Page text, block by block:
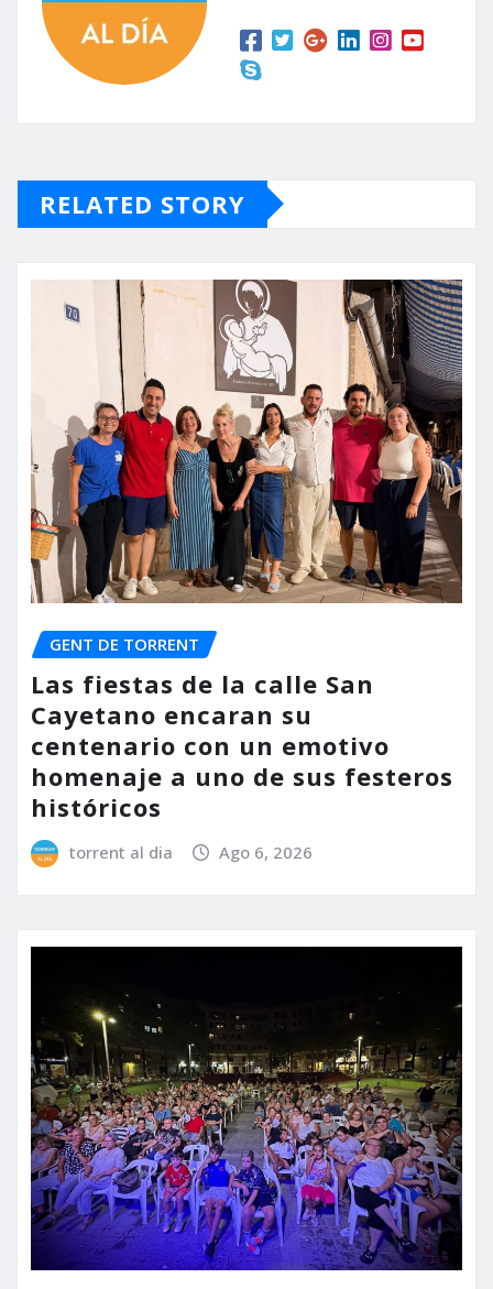
RELATED STORY
GENT DE TORRENT
Las fiestas de la calle San
Cayetano encaran su
centenario con un emotivo
homenaje a uno de sus festeros
históricos
torrent al dia Ago 6, 2026